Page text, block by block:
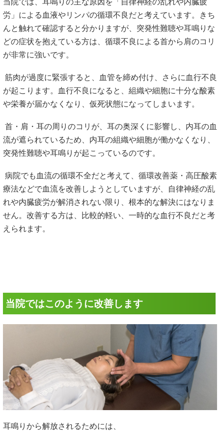
労」による血液やリンパの循環不良だと考えています。きち
んと触れて確認すると分かりますが、突発性難聴や耳鳴りな
どの症状を抱えている方は、循環不良による首から肩のコリ
が非常に強いです。
筋肉が過度に緊張すると、血管を締め付け、さらに血行不良
が起こります。血行不良になると、組織や細胞に十分な酸素
や栄養が届かなくなり、仮死状態になってしまいます。
首・肩・耳の周りのコリが、耳の奥深くに影響し、内耳の血
流が遮られているため、内耳の組織や細胞が働かなくなり、
突発性難聴や耳鳴りが起こっているのです。
病院でも血流の循環不全だと考えて、循環改善薬・高圧酸素
療法などで血流を改善しようとしていますが、自律神経の乱
れや内臓疲労が解消されない限り、根本的な解決にはなりま
せん。改善する方は、比較的軽い、一時的な血行不良だと考
えられます。
当院ではこのように改善します
耳鳴りから解放されるためには、